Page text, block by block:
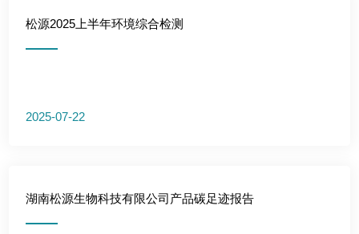
松源2025上半年环境综合检测
2025-07-22
湖南松源生物科技有限公司产品碳足迹报告